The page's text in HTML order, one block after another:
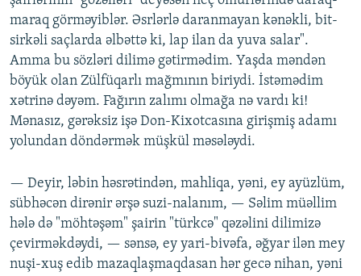
maraq görməyiblər. Əsrlərlə daranmayan kənəkli, bit-
sirkəli saçlarda əlbəttə ki, lap ilan da yuva salar".
Amma bu sözləri dilimə gətirmədim. Yaşda məndən
böyük olan Zülfüqarlı mağmının biriydi. İstəmədim
xətrinə dəyəm. Fağırın zalımı olmağa nə vardı ki!
Mənasız, gərəksiz işə Don-Kixotcasına girişmiş adamı
yolundan döndərmək müşkül məsələydi.
— Deyir, ləbin həsrətindən, mahliqa, yəni, ey ayüzlüm,
sübhəcən dirənir ərşə suzi-nalanım, — Səlim müəllim
hələ də "möhtəşəm" şairin "türkcə" qəzəlini dilimizə
çevirməkdəydi, — sənsə, ey yari-bivəfa, əğyar ilən mey
nuşi-xuş edib mazaqlaşmaqdasan hər gecə nihan, yəni